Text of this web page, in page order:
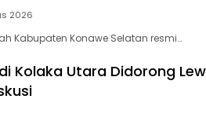
2026
Kabupaten Konawe Selatan resmi…
Kolaka Utara Didorong